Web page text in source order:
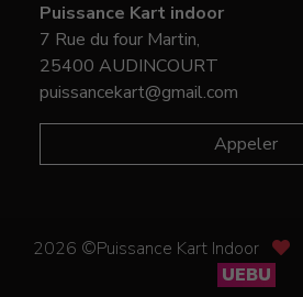
Puissance Kart indoor
7 Rue du four Martin,
25400 AUDINCOURT
puissancekart@gmail.com
Appeler
2026 ©Puissance Kart Indoor
UEBU